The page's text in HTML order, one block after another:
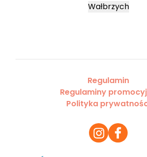
Wałbrzych
Regulamin
Regulaminy
Polityka